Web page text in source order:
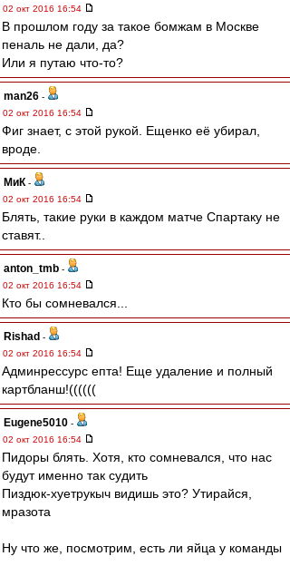
02 окт 2016 16:54
В прошлом году за такое бомжам в Москве
пеналь не дали, да?
Или я путаю что-то?
man26 -
02 окт 2016 16:54
Фиг знает, с этой рукой. Ещенко её убирал,
вроде.
МиК -
02 окт 2016 16:54
Блять, такие руки в каждом матче Спартаку не
ставят..
anton_tmb -
02 окт 2016 16:54
Кто бы сомневался...
Rishad -
02 окт 2016 16:54
Админрессурс епта! Еще удаление и полный
картбланш!((((((
Eugene5010 -
02 окт 2016 16:54
Пидоры блять. Хотя, кто сомневался, что нас
будут именно так судить
Пиздюк-хуетрукыч видишь это? Утирайся,
мразота
Ну что же, посмотрим, есть ли яйца у команды